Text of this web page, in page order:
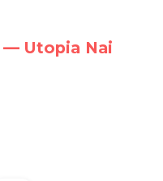
— Utopia Nai